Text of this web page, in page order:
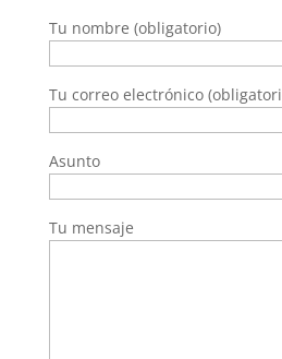
Tu nombre (obligatorio)
Tu correo electrónico
Asunto
Tu mensaje